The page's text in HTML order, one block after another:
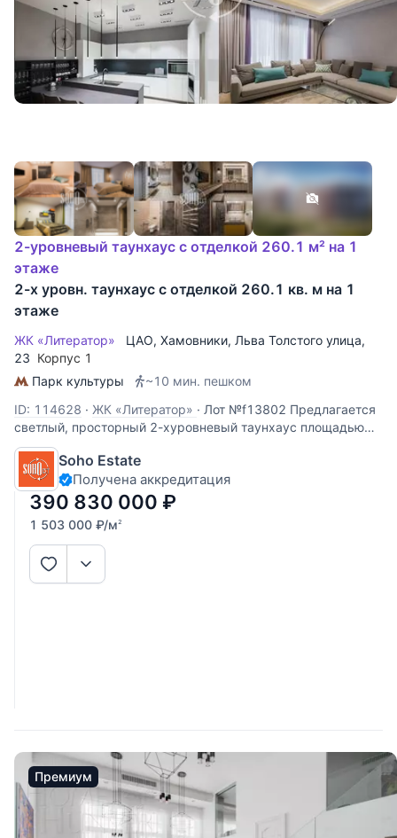
2-уровневый таунхаус с отделкой 260.1 м² на 1
этаже
2-х уровн. таунхаус с отделкой 260.1 кв. м на 1
этаже
ЖК «Литератор» ЦАО, Хамовники, Льва Толстого улица,
23 Корпус 1
Парк культуры
~10 мин. пешком
ID: 114628 · ЖК «Литератор» · Лот №f13802 Предлагается
светлый, просторный 2-хуровневый таунхаус площадью
260,1 кв.м. с отделкой, мебелью и панорамными окнами в
пол. На 1-м: кухня, гостиная с большой обеденной зоной и
выходом на террасу, гостевой с/узел, холл. 2 этаж: мастер
Soho Estate
Получена аккредитация
390 830 000 ₽
1 503 000 ₽/м2
Премиум